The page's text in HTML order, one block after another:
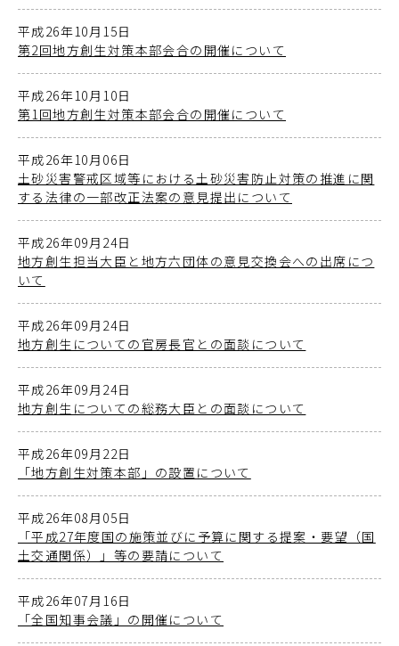
平成26年10月15日
第2回地方創生対策本部会合の開催について
平成26年10月10日
第1回地方創生対策本部会合の開催について
平成26年10月06日
土砂災害警戒区域等における土砂災害防止対策の推進に関
する法律の一部改正法案の意見提出について
平成26年09月24日
地方創生担当大臣と地方六団体の意見交換会への出席につ
いて
平成26年09月24日
地方創生についての官房長官との面談について
平成26年09月24日
地方創生についての総務大臣との面談について
平成26年09月22日
「地方創生対策本部」の設置について
平成26年08月05日
「平成27年度国の施策並びに予算に関する提案・要望（国
土交通関係）」等の要請について
平成26年07月16日
「全国知事会議」の開催について